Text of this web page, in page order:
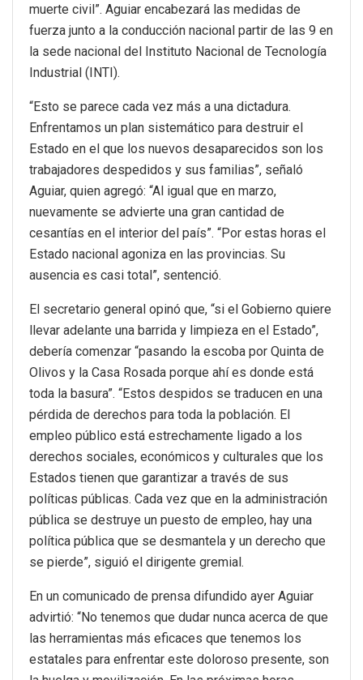
muerte civil”. Aguiar encabezará las medidas de
fuerza junto a la conducción nacional partir de las 9 en
la sede nacional del Instituto Nacional de Tecnología
Industrial (INTI).
“Esto se parece cada vez más a una dictadura.
Enfrentamos un plan sistemático para destruir el
Estado en el que los nuevos desaparecidos son los
trabajadores despedidos y sus familias”, señaló
Aguiar, quien agregó: “Al igual que en marzo,
nuevamente se advierte una gran cantidad de
cesantías en el interior del país”. “Por estas horas el
Estado nacional agoniza en las provincias. Su
ausencia es casi total”, sentenció.
El secretario general opinó que, “si el Gobierno quiere
llevar adelante una barrida y limpieza en el Estado”,
debería comenzar “pasando la escoba por Quinta de
Olivos y la Casa Rosada porque ahí es donde está
toda la basura”. “Estos despidos se traducen en una
pérdida de derechos para toda la población. El
empleo público está estrechamente ligado a los
derechos sociales, económicos y culturales que los
Estados tienen que garantizar a través de sus
políticas públicas. Cada vez que en la administración
pública se destruye un puesto de empleo, hay una
política pública que se desmantela y un derecho que
se pierde”, siguió el dirigente gremial.
En un comunicado de prensa difundido ayer Aguiar
advirtió: “No tenemos que dudar nunca acerca de que
las herramientas más eficaces que tenemos los
estatales para enfrentar este doloroso presente, son